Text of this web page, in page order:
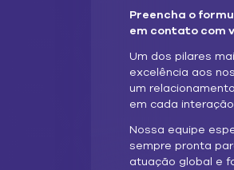
Preencha o
em contato com
Um dos pilares
excelência aos
um
em cada
Nossa equipe
sempre pronta
atuação global e